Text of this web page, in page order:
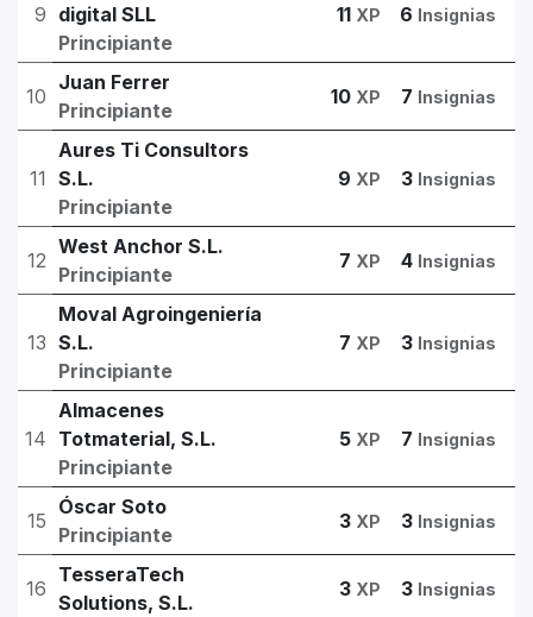
9 digital SLL
Principiante
11 XP 6 Insignias
10
Juan Ferrer
Principiante
10 XP 7 Insignias
11
Aures Ti Consultors
S.L.
Principiante
9 XP 3 Insignias
12
West Anchor S.L.
Principiante
7 XP 4 Insignias
13
Moval Agroingeniería
S.L.
Principiante
7 XP 3 Insignias
14
Almacenes
Totmaterial, S.L.
Principiante
5 XP 7 Insignias
15
Óscar Soto
Principiante
3 XP 3 Insignias
16
TesseraTech
Solutions, S.L.
3 XP 3 Insignias